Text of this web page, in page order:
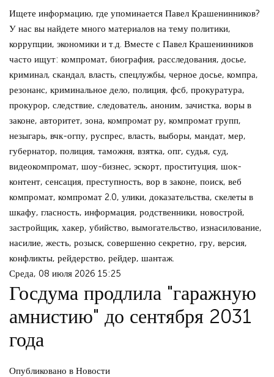
Ищете информацию, где упоминается Павел Крашенинников?
У нас вы найдете много материалов на тему политики,
коррупции, экономики и т.д. Вместе с Павел Крашенинников
часто ищут: компромат, биография, расследования, досье,
криминал, скандал, власть, спецлужбы, черное досье, компра,
резонанс, криминальное дело, полиция, фсб, прокуратура,
прокурор, следствие, следователь, аноним, зачистка, воры в
законе, авторитет, зона, компромат ру, компромат групп,
незыгарь, вчк-огпу, руспрес, власть, выборы, мандат, мер,
губернатор, полиция, таможня, взятка, опг, судья, суд,
видеокомпромат, шоу-бизнес, эскорт, проституция, шок-
контент, сенсация, преступность, вор в законе, поиск, веб
компромат, компромат 2.0, улики, доказательства, скелеты в
шкафу, гласность, информация, родственники, новострой,
застройщик, хакер, убийство, вымогательство, изнасилование,
насилие, жесть, розыск, совершенно секретно, гру, версия,
конфликты, рейдерство, рейдер, шантаж.
Среда, 08 июля 2026 15:25
Госдума продлила "гаражную
амнистию" до сентября 2031
года
Опубликовано в Новости